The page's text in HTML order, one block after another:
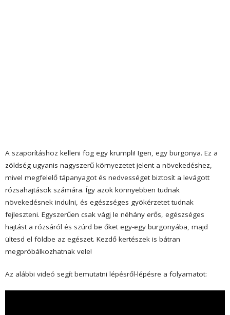
A szaporításhoz kelleni fog egy krumpli! Igen, egy burgonya. Ez a
zöldség ugyanis nagyszerű környezetet jelent a növekedéshez,
mivel megfelelő tápanyagot és nedvességet biztosít a levágott
rózsahajtások számára. Így azok könnyebben tudnak
növekedésnek indulni, és egészséges gyökérzetet tudnak
fejleszteni. Egyszerűen csak vágj le néhány erős, egészséges
hajtást a rózsáról és szúrd be őket egy-egy burgonyába, majd
ültesd el földbe az egészet. Kezdő kertészek is bátran
megpróbálkozhatnak vele!
Az alábbi videó segít bemutatni lépésről-lépésre a folyamatot: